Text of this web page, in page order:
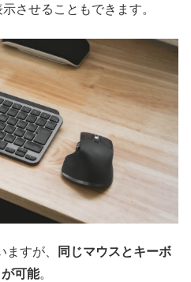
させることもできます。
すが、
同じマウスとキーボ
可能。